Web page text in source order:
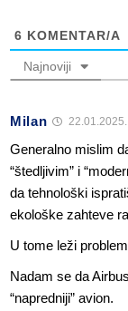
6 KOMENTAR/A
Najnoviji
Milan
Generalno mislim
“štedljivim” i
da tehnološki
ekološke zahteve
U tome leži
Nadam se da
“napredniji” avion.